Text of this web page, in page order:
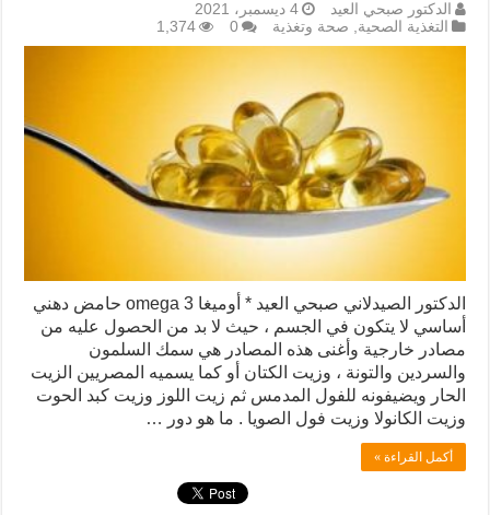
الدكتور صبحي العيد
4 ديسمبر، 2021
التغذية الصحية, صحة وتغذية 0
1,374
الدكتور الصيدلاني صبحي العيد * أوميغا 3 omega حامض دهني
أساسي لا يتكون في الجسم ، حيث لا بد من الحصول عليه من
مصادر خارجية وأغنى هذه المصادر هي سمك السلمون
والسردين والتونة ، وزيت الكتان أو كما يسميه المصريين الزيت
الحار ويضيفونه للفول المدمس ثم زيت اللوز وزيت كبد الحوت
وزيت الكانولا وزيت فول الصويا . ما هو دور …
أكمل القراءة »